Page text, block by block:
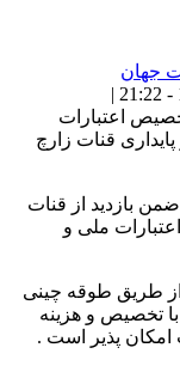
اعتبارات
قنات زارچ
بازدید از قنات
ملی و
طریق طوقه چینی
تخصیص و هزینه
امکان پذیر است .